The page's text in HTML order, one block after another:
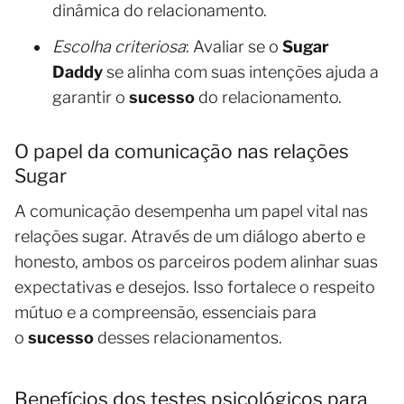
dinâmica do relacionamento.
Escolha criteriosa: Avaliar se o Sugar
Daddyse alinha com suas intenções ajuda a
garantir o sucesso do relacionamento.
O papel da comunicação nas relações
Sugar
A comunicação desempenha um papel vital nas
relações sugar. Através de um diálogo aberto e
honesto, ambos os parceiros podem alinhar suas
expectativas e desejos. Isso fortalece o respeito
mútuo e a compreensão, essenciais para
o sucesso desses relacionamentos.
Benefícios dos testes psicológicos para